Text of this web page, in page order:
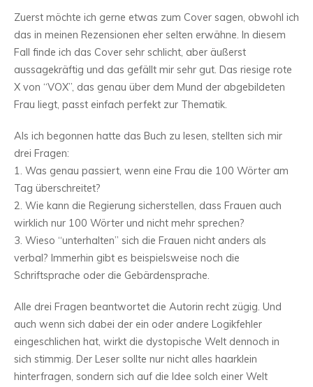
Zuerst möchte ich gerne etwas zum Cover sagen, obwohl ich
das in meinen Rezensionen eher selten erwähne. In diesem
Fall finde ich das Cover sehr schlicht, aber äußerst
aussagekräftig und das gefällt mir sehr gut. Das riesige rote
X von “VOX”, das genau über dem Mund der abgebildeten
Frau liegt, passt einfach perfekt zur Thematik.
Als ich begonnen hatte das Buch zu lesen, stellten sich mir
drei Fragen:
1. Was genau passiert, wenn eine Frau die 100 Wörter am
Tag überschreitet?
2. Wie kann die Regierung sicherstellen, dass Frauen auch
wirklich nur 100 Wörter und nicht mehr sprechen?
3. Wieso “unterhalten” sich die Frauen nicht anders als
verbal? Immerhin gibt es beispielsweise noch die
Schriftsprache oder die Gebärdensprache.
Alle drei Fragen beantwortet die Autorin recht zügig. Und
auch wenn sich dabei der ein oder andere Logikfehler
eingeschlichen hat, wirkt die dystopische Welt dennoch in
sich stimmig. Der Leser sollte nur nicht alles haarklein
hinterfragen, sondern sich auf die Idee solch einer Welt